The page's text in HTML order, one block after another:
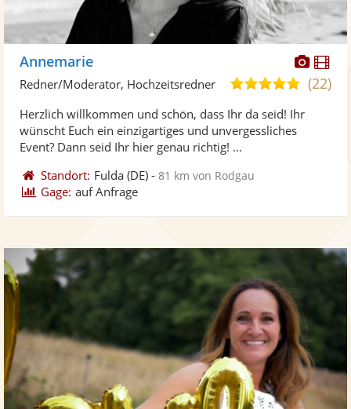
Annemarie
5,0
5
(22)
Redner/Moderator, Hochzeitsredner
Herzlich willkommen und schön, dass Ihr da seid! Ihr
wünscht Euch ein einzigartiges und unvergessliches
Event? Dann seid Ihr hier genau richtig! ...
Standort: Fulda (DE) -81 km von Rodgau
Gage: auf Anfrage